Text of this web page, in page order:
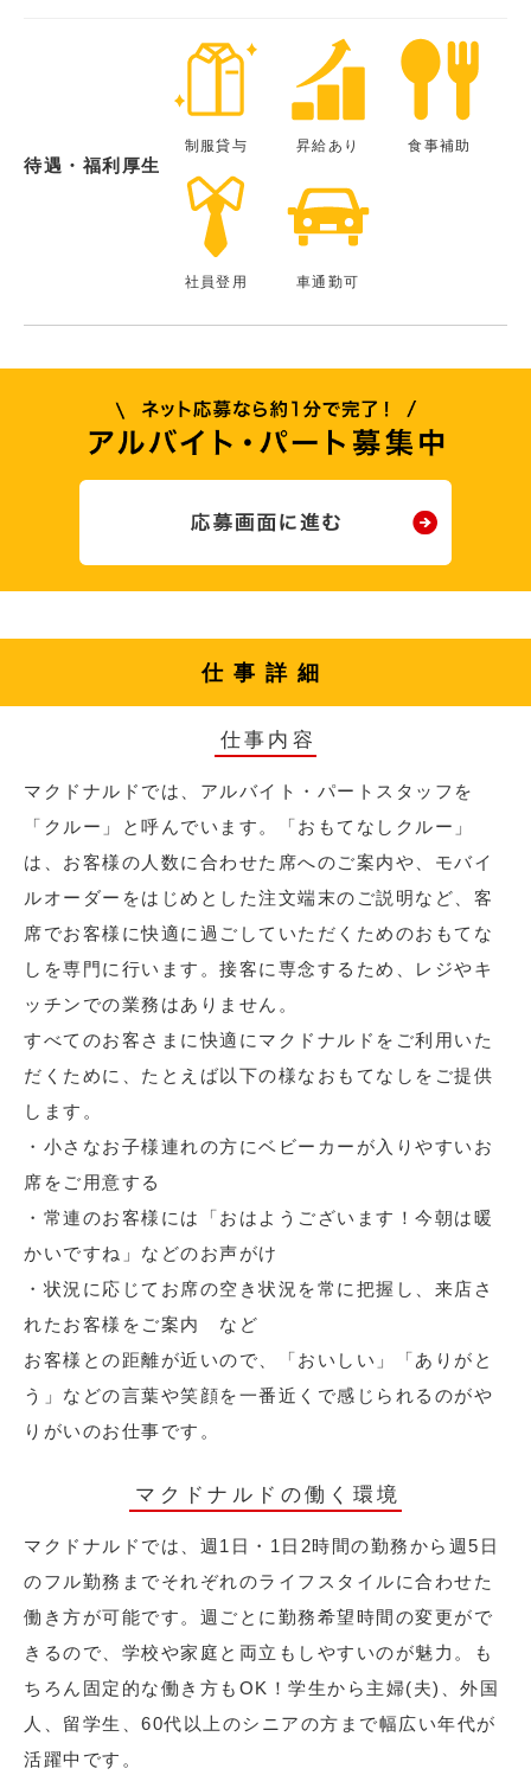
待遇・福利厚生
制服貸与 昇給あり 食事補助
社員登用 車通勤可
仕事詳細
仕事内容
マクドナルドでは、アルバイト・パートスタッフを
「クルー」と呼んでいます。「おもてなしクルー」
は、お客様の人数に合わせた席へのご案内や、モバイ
ルオーダーをはじめとした注文端末のご説明など、客
席でお客様に快適に過ごしていただくためのおもてな
しを専門に行います。接客に専念するため、レジやキ
ッチンでの業務はありません。
すべてのお客さまに快適にマクドナルドをご利用いた
だくために、たとえば以下の様なおもてなしをご提供
します。
・小さなお子様連れの方にベビーカーが入りやすいお
席をご用意する
・常連のお客様には「おはようございます！今朝は暖
かいですね」などのお声がけ
・状況に応じてお席の空き状況を常に把握し、来店さ
れたお客様をご案内 など
お客様との距離が近いので、「おいしい」「ありがと
う」などの言葉や笑顔を一番近くで感じられるのがや
りがいのお仕事です。
マクドナルドの働く環境
マクドナルドでは、週1日・1日2時間の勤務から週5日
のフル勤務までそれぞれのライフスタイルに合わせた
働き方が可能です。週ごとに勤務希望時間の変更がで
きるので、学校や家庭と両立もしやすいのが魅力。も
ちろん固定的な働き方もOK！学生から主婦(夫)、外国
人、留学生、60代以上のシニアの方まで幅広い年代が
活躍中です。